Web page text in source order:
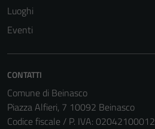
Luoghi
Eventi
CONTATTI
Comune di Beinasco
Piazza Alfieri, 7 10092 Beinasco
Codice fiscale / P. IVA: 02042100012